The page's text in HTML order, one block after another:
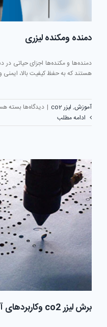
دمنده ومکنده لیزری
هستند که به حفظ کیفیت بالا،
آموزش, لیزر co2 | دیدگاه‌ها برای
ومکنده
بسته
ادامه مطلب
برش لیزر co2 وکاربردهای آن